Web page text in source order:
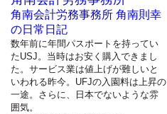
角南会計労務事務所 角南則幸
の日常日記
数年前に年間パスポートを持ってい
たUSJ。当時はお安く購入できまし
た。サービス業は値上げが難しいと
いわれる昨今。UFJの入園料は上昇の
一途。さらに、日本でないような雰
囲気。